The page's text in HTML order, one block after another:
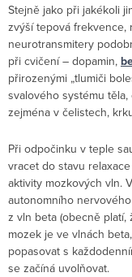
Stejně jako při jakékoli
zvýší tepová frekvence,
neurotransmitery
při cvičení – dopamin,
přirozenými „tlumiči
svalového systému
zejména v čelistech,
Při odpočinku v teple
vracet do stavu
aktivity mozkových vln.
autonomního
z vln beta (obecně
mozek je ve vlnách
popasovat s
se začíná uvolňovat.